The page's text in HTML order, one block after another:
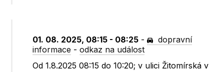
01. 08. 2025, 08:15 - 08:25 -
dopravní
informace -odkaz na událost
Od 1.8.2025 08:15 do 10:20; v ulici Žitomírská v